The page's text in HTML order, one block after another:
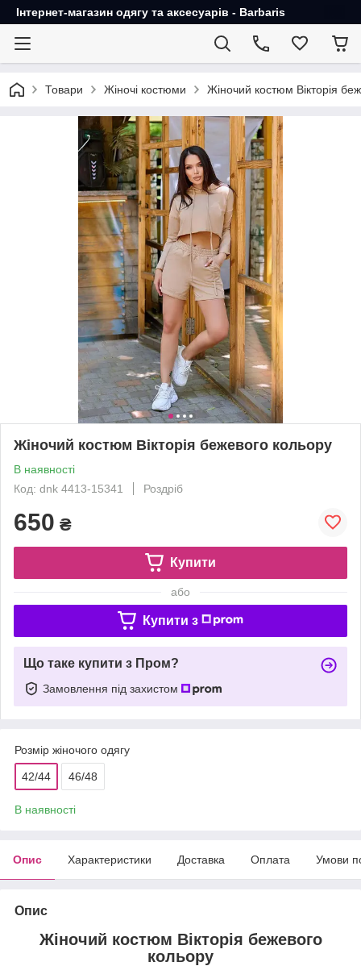
Інтернет-магазин одягу та аксесуарів - Barbaris
Товари Жіночі костюми Жіночий костюм Вікторія
Жіночий костюм Вікторія бежевого кольору
В наявності
Код: dnk 4413-15341
Роздріб
650 ₴
Купити
або
Купити з
Що таке купити з Пром?
Замовлення під захистом
Розмір жіночого одягу
42/44 46/48
В наявності
Опис Характеристики Доставка Оплата Умови
Опис
Жіночий костюм Вікторія бежевого
кольору